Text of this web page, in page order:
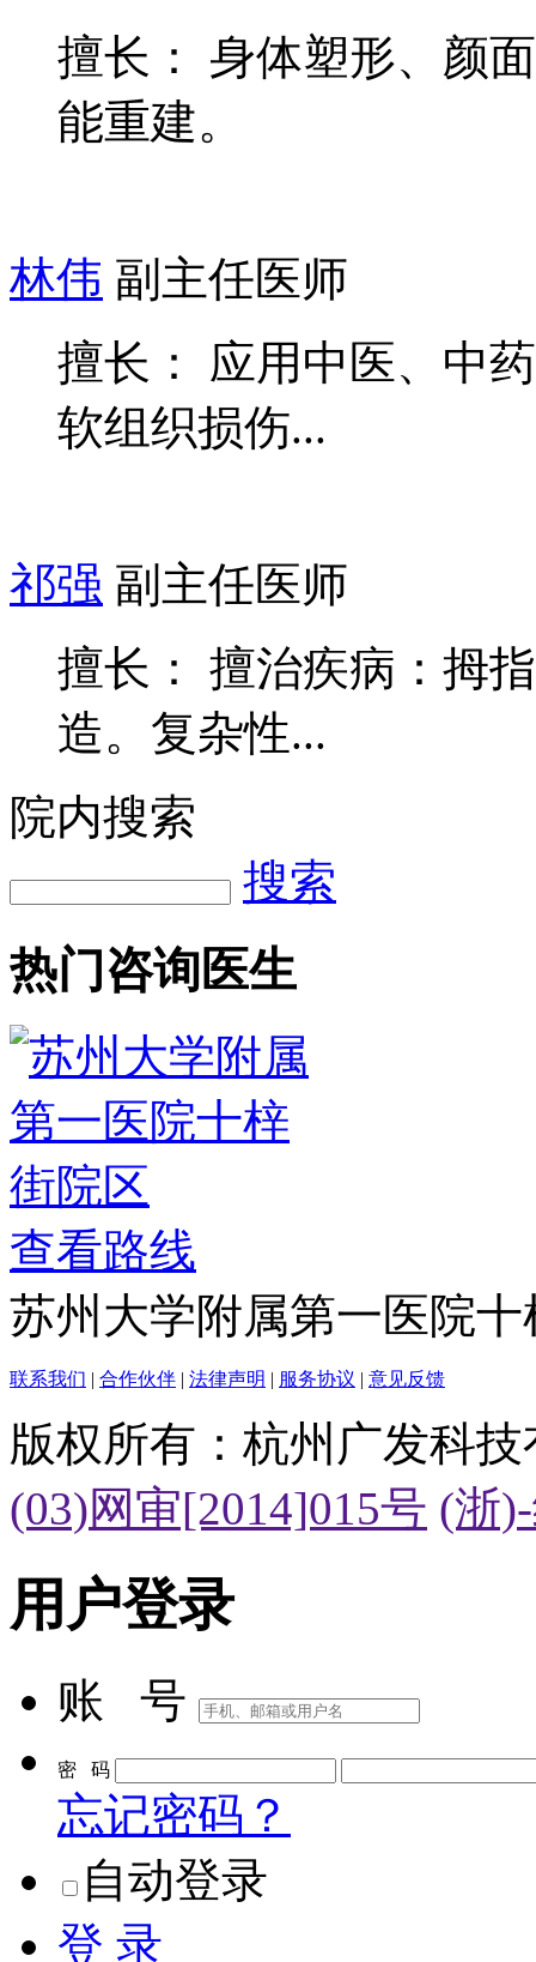
擅长： 身体塑形、颜
能重建。
林伟 副主任医师
擅长： 应用中医、中
软组织损伤...
祁强 副主任医师
擅长： 擅治疾病：拇
造。复杂性...
院内搜索
搜索
热门咨询医生
查看路线
苏州大学附属第一医院
联系我们 | 合作伙伴 | 法律声明 | 服务协议 | 意见反馈
版权所有：杭州广发科
(03)网审[2014]015号 (浙
用户登录
账 号
密 码
忘记密码？
自动登录
登 录